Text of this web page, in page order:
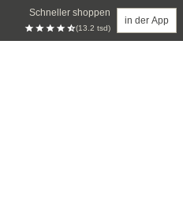
Schneller shoppen
(13.2 tsd)
in der App